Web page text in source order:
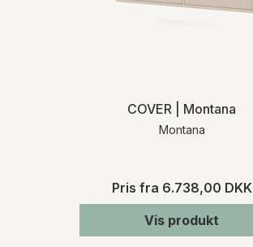
COVER | Montana
Montana
Pris fra 6.738,00 DKK
Vis produkt